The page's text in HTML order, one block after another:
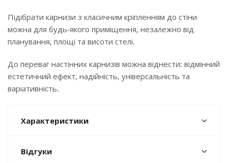
Підібрати карнизи з класичним кріпленням до стіни
можна для будь-якого приміщення, незалежно від
планування, площі та висоти стелі.
До переваг настінних карнизів можна віднести: відмінний
естетичний ефект, надійність, універсальність та
варіативність.
Характеристики
Відгуки